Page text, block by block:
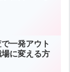
一発アウト
に変える方